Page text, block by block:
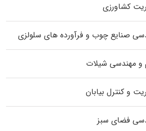
کشاورزی
صنایع چوب و فرآورده‌ های سلولزی
و مهندسی شیلات
و کنترل بیابان
فضای سبز